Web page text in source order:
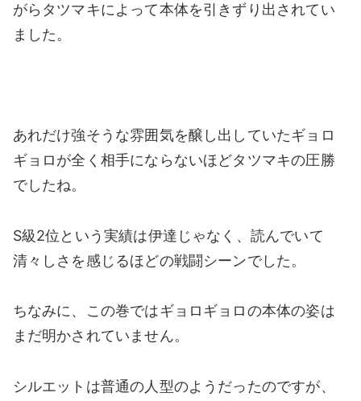
がらタツマキによって本体を引きずり出されてい
ました。
あれだけ強そうな雰囲気を醸し出していたギョロ
ギョロが全く相手にならないほどタツマキの圧勝
でしたね。
S級2位という実績は伊達じゃなく、読んでいて
清々しさを感じるほどの戦闘シーンでした。
ちなみに、この巻ではギョロギョロの本体の姿は
まだ明かされていません。
シルエットは普通の人型のようだったのですが、